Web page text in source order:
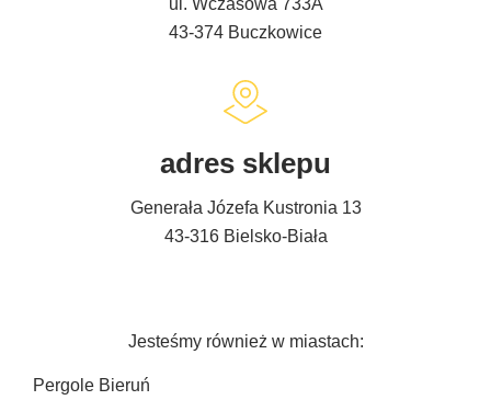
ul. Wczasowa 733A
43-374 Buczkowice
adres sklepu
Generała Józefa Kustronia 13
43-316 Bielsko-Biała
Jesteśmy również w miastach:
Pergole Bieruń